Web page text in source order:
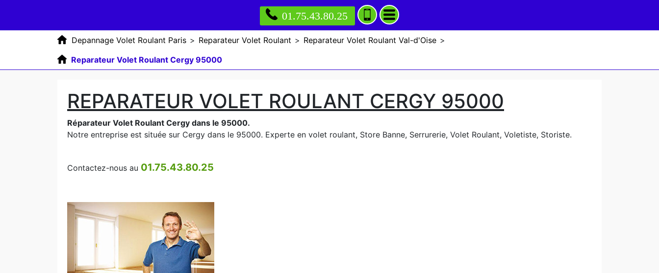
01.75.43.80.25
Depannage Volet Roulant Paris > Reparateur Volet Roulant > Reparateur Volet Roulant Val-d'Oise >
Reparateur Volet Roulant Cergy 95000
REPARATEUR VOLET ROULANT CERGY 95000
Réparateur Volet Roulant Cergy dans le 95000.
Notre entreprise est située sur Cergy dans le 95000. Experte en volet roulant, Store Banne, Serrurerie, Volet Roulant, Voletiste, Storiste.
Contactez-nous au 01.75.43.80.25